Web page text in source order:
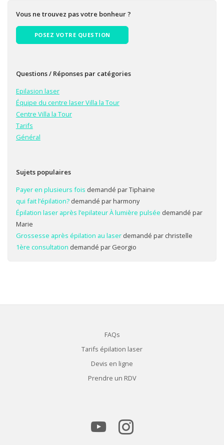
Vous ne trouvez pas votre bonheur ?
POSEZ VOTRE QUESTION
Questions / Réponses par catégories
Epilasion laser
Équipe du centre laser Villa la Tour
Centre Villa la Tour
Tarifs
Général
Sujets populaires
Payer en plusieurs fois demandé par Tiphaine
qui fait l’épilation?demandé par harmony
Épilation laser après l’epilateur À lumière pulsée demandé par
Marie
Grossesse après épilation au laserdemandé par christelle
1ère consultation demandé par Georgio
FAQs
Tarifs épilation laser
Devis en ligne
Prendre un RDV